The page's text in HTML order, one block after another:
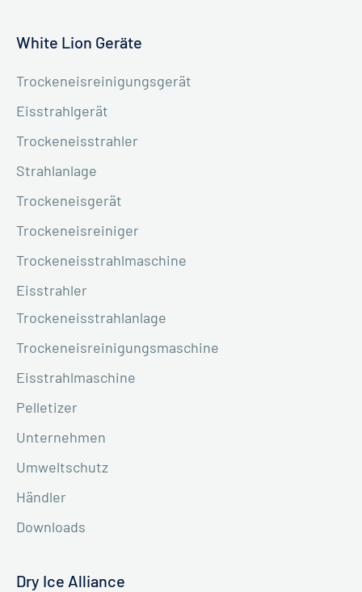
White Lion Geräte
Trockeneisreinigungsgerät
Eisstrahlgerät
Trockeneisstrahler
Strahlanlage
Trockeneisgerät
Trockeneisreiniger
Trockeneisstrahlmaschine
Eisstrahler
Trockeneisstrahlanlage
Trockeneisreinigungsmaschine
Eisstrahlmaschine
Pelletizer
Unternehmen
Umweltschutz
Händler
Downloads
Dry Ice Alliance